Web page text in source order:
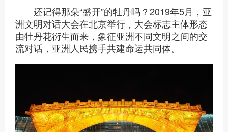
还记得那朵“盛开”的牡丹吗？2019年5月，亚
洲文明对话大会在北京举行，大会标志主体形态
由牡丹花衍生而来，象征亚洲不同文明之间的交
流对话，亚洲人民携手共建命运共同体。